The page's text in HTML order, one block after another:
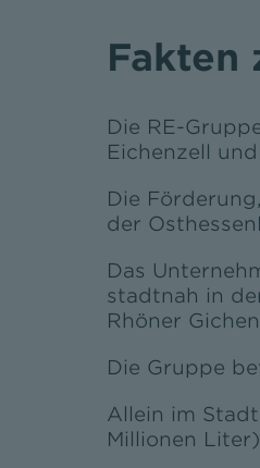
Fakten
Die RE-
Eichenzell
Die
der
Das
stadtnah in
Rhöner
Die Gruppe
Allein im
Millionen